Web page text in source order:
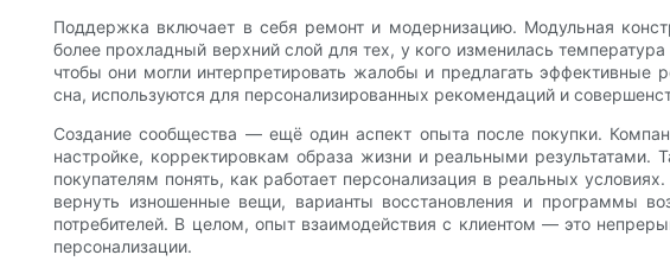
Поддержка включает в себя ремонт и модернизацию. Модульная
более прохладный верхний слой для тех, у кого изменилась
чтобы они могли интерпретировать жалобы и предлагать
сна, используются для персонализированных рекомендаций и
Создание сообщества — ещё один аспект опыта после покупки.
настройке, корректировкам образа жизни и реальными результатами.
покупателям понять, как работает персонализация в реальных
вернуть изношенные вещи, варианты восстановления и программы
потребителей. В целом, опыт взаимодействия с клиентом — это
персонализации.